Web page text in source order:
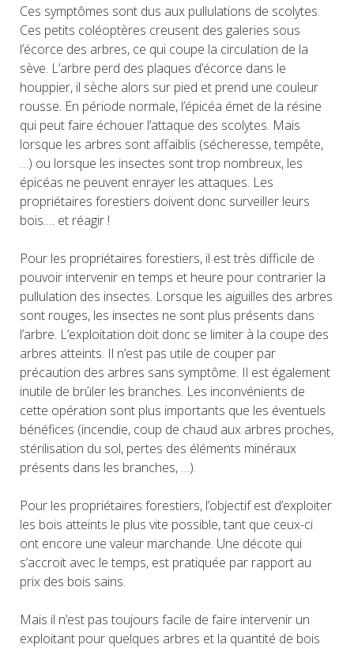
Ces symptômes sont dus aux pullulations de scolytes.
Ces petits coléoptères creusent des galeries sous
l’écorce des arbres, ce qui coupe la circulation de la
sève. L’arbre perd des plaques d’écorce dans le
houppier, il sèche alors sur pied et prend une couleur
rousse. En période normale, l’épicéa émet de la résine
qui peut faire échouer l’attaque des scolytes. Mais
lorsque les arbres sont affaiblis (sécheresse, tempête,
…) ou lorsque les insectes sont trop nombreux, les
épicéas ne peuvent enrayer les attaques. Les
propriétaires forestiers doivent donc surveiller leurs
bois…. et réagir !
Pour les propriétaires forestiers, il est très difficile de
pouvoir intervenir en temps et heure pour contrarier la
pullulation des insectes. Lorsque les aiguilles des arbres
sont rouges, les insectes ne sont plus présents dans
l’arbre. L’exploitation doit donc se limiter à la coupe des
arbres atteints. Il n’est pas utile de couper par
précaution des arbres sans symptôme. Il est également
inutile de brûler les branches. Les inconvénients de
cette opération sont plus importants que les éventuels
bénéfices (incendie, coup de chaud aux arbres proches,
stérilisation du sol, pertes des éléments minéraux
présents dans les branches, …).
Pour les propriétaires forestiers, l’objectif est d’exploiter
les bois atteints le plus vite possible, tant que ceux-ci
ont encore une valeur marchande. Une décote qui
s’accroit avec le temps, est pratiquée par rapport au
prix des bois sains.
Mais il n’est pas toujours facile de faire intervenir un
exploitant pour quelques arbres et la quantité de bois